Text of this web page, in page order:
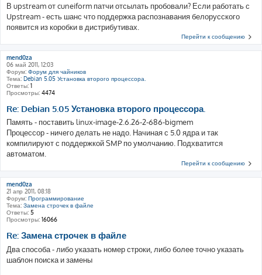
В upstream от cuneiform патчи отсылать пробовали? Если работать с
Upstream - есть шанс что поддержка распознавания белорусского
появится из коробки в дистрибутивах.
Перейти к сообщению
mend0za
06 май 2011, 12:03
Форум: Форум для чайников
Тема: Debian 5.05 Установка второго процессора.
Ответы: 1
Просмотры: 4474
Re: Debian 5.05 Установка второго процессора.
Память - поставить linux-image-2.6.26-2-686-bigmem
Процессор - ничего делать не надо. Начиная с 5.0 ядра и так
компилируют с поддержкой SMP по умолчанию. Подхватится
автоматом.
Перейти к сообщению
mend0za
21 апр 2011, 08:18
Форум: Программирование
Тема: Замена строчек в файле
Ответы: 5
Просмотры: 16066
Re: Замена строчек в файле
Два способа - либо указать номер строки, либо более точно указать
шаблон поиска и замены